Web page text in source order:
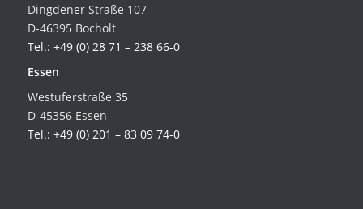
Dingdener Straße 107
D-46395 Bocholt
Tel.: +49 (0) 28 71 – 238 66-0
Essen
Westuferstraße 35
D-45356 Essen
Tel.: +49 (0) 201 – 83 09 74-0